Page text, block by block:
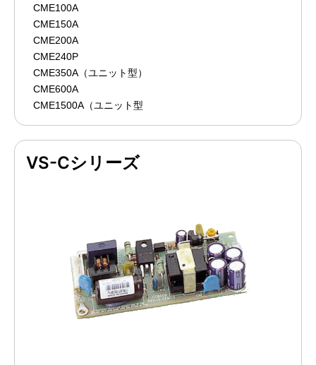
CME100A
CME150A
CME200A
CME240P
CME350A（ユニット型）
CME600A
CME1500A（ユニット型
VS-Cシリーズ